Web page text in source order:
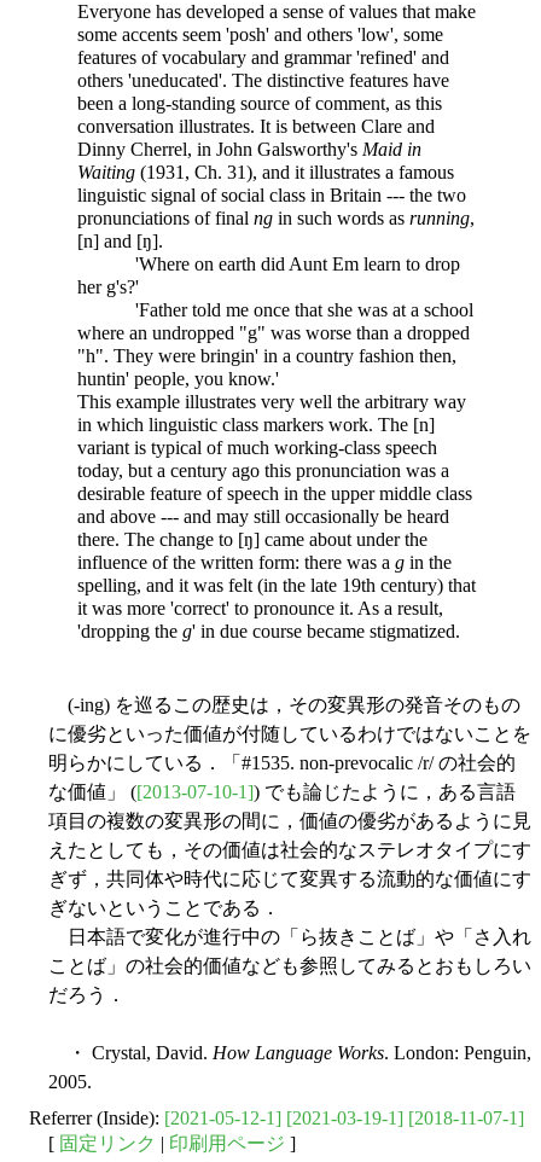
Everyone has developed a sense of values that make
some accents seem 'posh' and others 'low', some
features of vocabulary and grammar 'refined' and
others 'uneducated'. The distinctive features have
been a long-standing source of comment, as this
conversation illustrates. It is between Clare and
Dinny Cherrel, in John Galsworthy's Maid in
Waiting (1931, Ch. 31), and it illustrates a famous
linguistic signal of social class in Britain --- the two
pronunciations of final ng in such words as running,
[n] and [ŋ].
'Where on earth did Aunt Em learn to drop
her g's?'
'Father told me once that she was at a school
where an undropped "g" was worse than a dropped
"h". They were bringin' in a country fashion then,
huntin' people, you know.'
This example illustrates very well the arbitrary way
in which linguistic class markers work. The [n]
variant is typical of much working-class speech
today, but a century ago this pronunciation was a
desirable feature of speech in the upper middle class
and above --- and may still occasionally be heard
there. The change to [ŋ] came about under the
influence of the written form: there was a g in the
spelling, and it was felt (in the late 19th century) that
it was more 'correct' to pronounce it. As a result,
'dropping the g' in due course became stigmatized.
(-ing) を巡るこの歴史は，その変異形の発音そのもの
に優劣といった価値が付随しているわけではないことを
明らかにしている．「#1535. non-prevocalic /r/ の社会的
な価値」 ([2013-07-10-1]) でも論じたように，ある言語
項目の複数の変異形の間に，価値の優劣があるように見
えたとしても，その価値は社会的なステレオタイプにす
ぎず，共同体や時代に応じて変異する流動的な価値にす
ぎないということである．
日本語で変化が進行中の「ら抜きことば」や「さ入れ
ことば」の社会的価値なども参照してみるとおもしろい
だろう．
・ Crystal, David. How Language Works. London: Penguin,
2005.
Referrer (Inside): [2021-05-12-1] [2021-03-19-1] [2018-11-07-1]
[ 固定リンク 印刷用ページ ]